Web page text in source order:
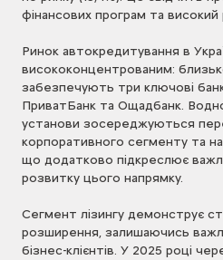
фінансових програм та високий
Ринок автокредитування в
висококонцентрованим:
забезпечують три ключові
ПриватБанк та Ощадбанк.
установи зосереджуються
корпоративного сегменту та
що додатково підкреслює
розвитку цього напрямку.
Сегмент лізингу демонструє
розширення, залишаючись
бізнес-клієнтів. У 2025 році